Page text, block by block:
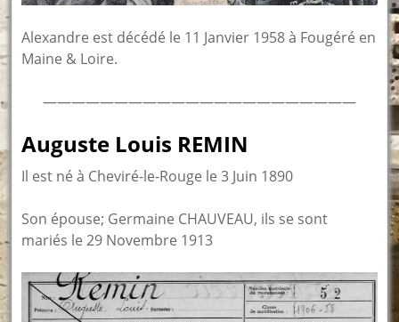
Alexandre est décédé le 11 Janvier 1958 à Fougéré en
Maine & Loire.
——————————————————————
Auguste Louis REMIN
Il est né à Cheviré-le-Rouge le 3 Juin 1890
Son épouse; Germaine CHAUVEAU, ils se sont
mariés le 29 Novembre 1913